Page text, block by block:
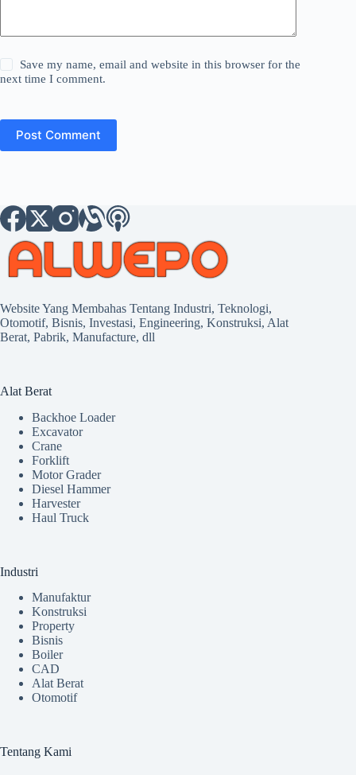
Save my name, email and website in this browser for the
next time I comment.
Post Comment
Website Yang Membahas Tentang Industri, Teknologi,
Otomotif, Bisnis, Investasi, Engineering, Konstruksi, Alat
Berat, Pabrik, Manufacture, dll
Alat Berat
Backhoe Loader
Excavator
Crane
Forklift
Motor Grader
Diesel Hammer
Harvester
Haul Truck
Industri
Manufaktur
Konstruksi
Property
Bisnis
Boiler
CAD
Alat Berat
Otomotif
Tentang Kami